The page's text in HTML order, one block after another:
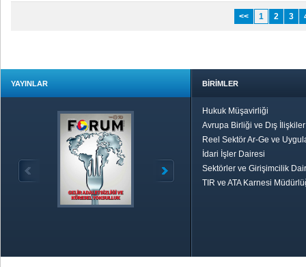
<< 1 2 3
YAYINLAR BİRİMLER
Hukuk Müşavirliği
Avrupa Birliği ve Dış
Reel Sektör Ar-Ge ve
İdari İşler Dairesi
Sektörler ve Girişimcilik
TIR ve ATA Karnesi